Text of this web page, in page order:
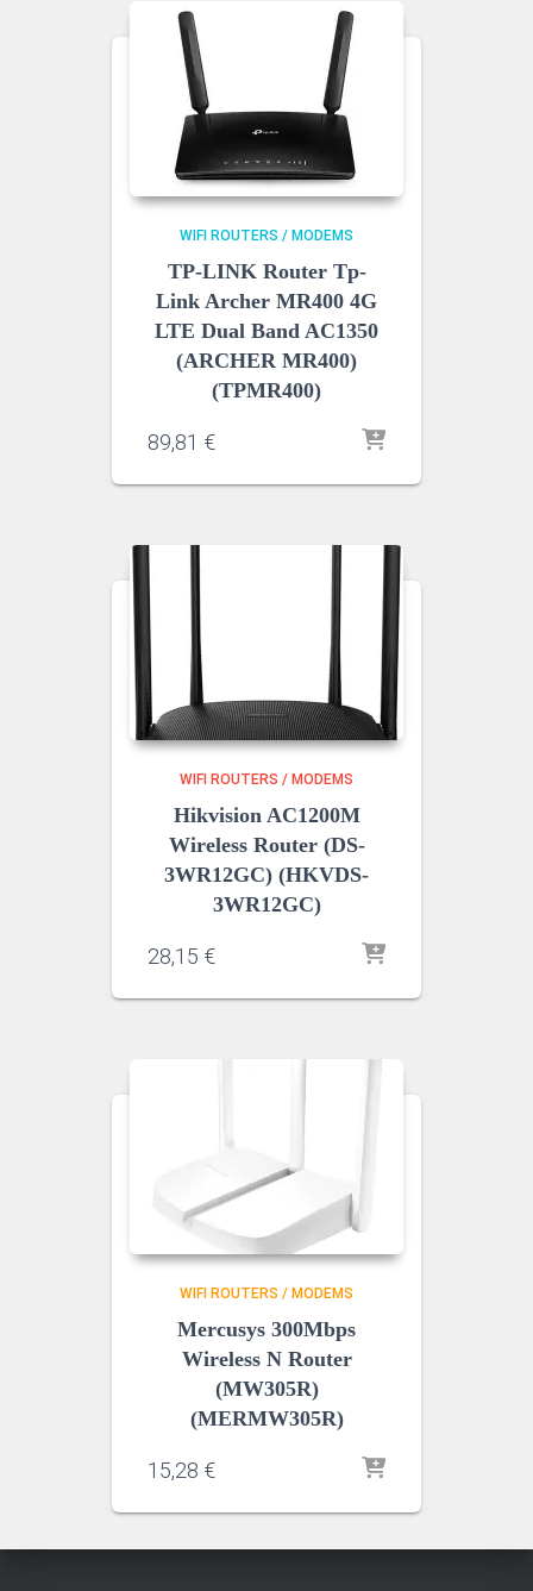
WIFI ROUTERS / MODEMS
TP-LINK Router Tp-
Link Archer MR400 4G
LTE Dual Band AC1350
(ARCHER MR400)
(TPMR400)
89,81 €
WIFI ROUTERS / MODEMS
Hikvision AC1200M
Wireless Router (DS-
3WR12GC) (HKVDS-
3WR12GC)
28,15 €
WIFI ROUTERS / MODEMS
Mercusys 300Mbps
Wireless N Router
(MW305R)
(MERMW305R)
15,28 €